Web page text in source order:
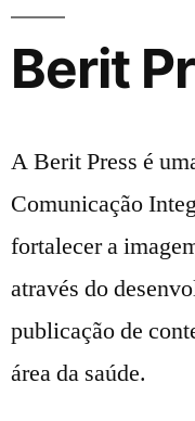
Berit
A Berit Press é
Comunicação
fortalecer a
através do
publicação de
área da saúde.